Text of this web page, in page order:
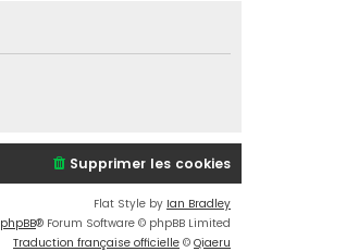
Supprimer les cookies
Flat Style by Ian Bradley
phpBB® Forum Software © phpBB Limited
Traduction française officielle © Qiaeru